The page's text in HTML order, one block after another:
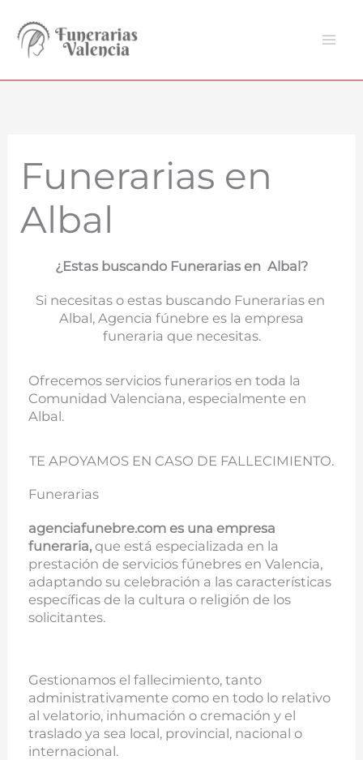
contenido
Funerarias en
Albal
¿Estas buscando Funerarias en Albal?
Si necesitas o estas buscando Funerarias en
Albal, Agencia fúnebre es la empresa
funeraria que necesitas.
Ofrecemos servicios funerarios en toda la
Comunidad Valenciana, especialmente en
Albal.
TE APOYAMOS EN CASO DE FALLECIMIENTO.
Funerarias
agenciafunebre.com es una empresa
funeraria, que está especializada en la
prestación de servicios fúnebres en Valencia,
adaptando su celebración a las características
específicas de la cultura o religión de los
solicitantes.
Gestionamos el fallecimiento, tanto
administrativamente como en todo lo relativo
al velatorio, inhumación o cremación y el
traslado ya sea local, provincial, nacional o
internacional.